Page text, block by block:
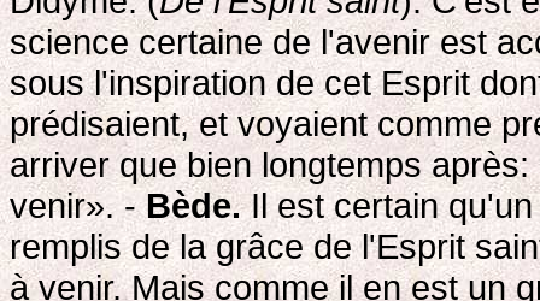
science certaine de l'avenir est
sous l'inspiration de cet Esprit
prédisaient, et voyaient comme
arriver que bien longtemps
venir». -Bède.Il est certain
remplis de la grâce de l'Esprit
à venir. Mais comme il en est un